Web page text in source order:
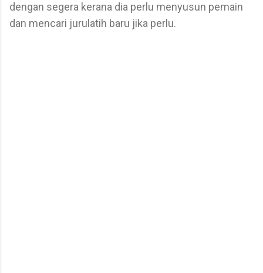
dengan segera kerana dia perlu menyusun pemain
dan mencari jurulatih baru jika perlu.